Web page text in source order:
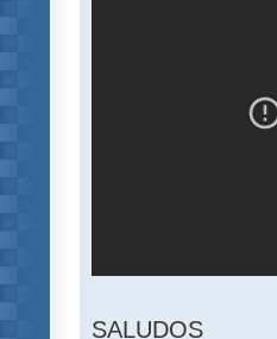
SALUDOS